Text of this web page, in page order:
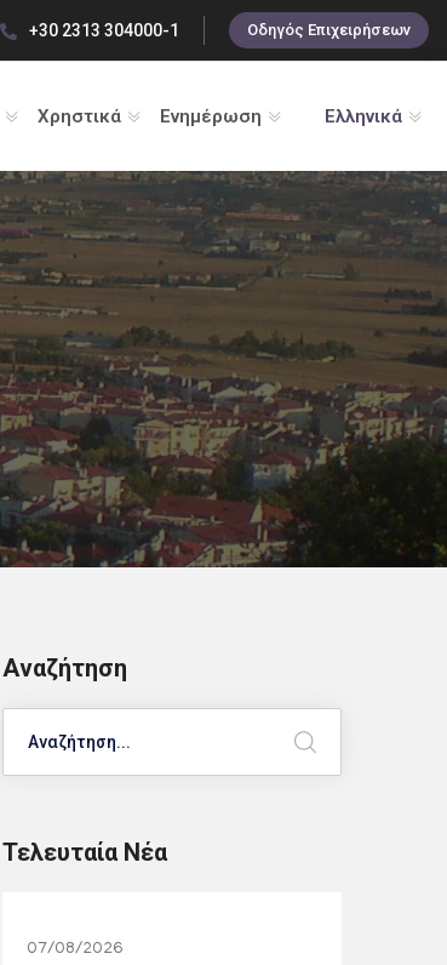
+30 2313 304000-1 Οδηγός Επιχειρήσεων
Χρηστικά Ενημέρωση Ελληνικά
Αναζήτηση
Τελευταία Νέα
07/08/2026